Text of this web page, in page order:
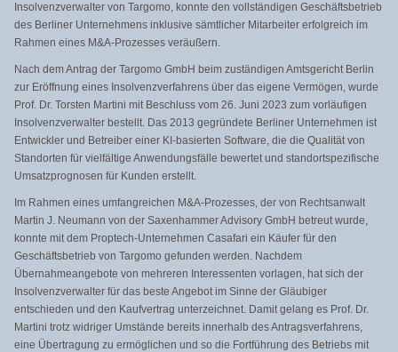
Insolvenzverwalter von Targomo, konnte den vollständigen Geschäftsbetrieb
des Berliner Unternehmens inklusive sämtlicher Mitarbeiter erfolgreich im
Rahmen eines M&A-Prozesses veräußern.
Nach dem Antrag der Targomo GmbH beim zuständigen Amtsgericht Berlin
zur Eröffnung eines Insolvenzverfahrens über das eigene Vermögen, wurde
Prof. Dr. Torsten Martini mit Beschluss vom 26. Juni 2023 zum vorläufigen
Insolvenzverwalter bestellt. Das 2013 gegründete Berliner Unternehmen ist
Entwickler und Betreiber einer KI-basierten Software, die die Qualität von
Standorten für vielfältige Anwendungsfälle bewertet und standortspezifische
Umsatzprognosen für Kunden erstellt.
Im Rahmen eines umfangreichen M&A-Prozesses, der von Rechtsanwalt
Martin J. Neumann von der Saxenhammer Advisory GmbH betreut wurde,
konnte mit dem Proptech-Unternehmen Casafari ein Käufer für den
Geschäftsbetrieb von Targomo gefunden werden. Nachdem
Übernahmeangebote von mehreren Interessenten vorlagen, hat sich der
Insolvenzverwalter für das beste Angebot im Sinne der Gläubiger
entschieden und den Kaufvertrag unterzeichnet. Damit gelang es Prof. Dr.
Martini trotz widriger Umstände bereits innerhalb des Antragsverfahrens,
eine Übertragung zu ermöglichen und so die Fortführung des Betriebs mit